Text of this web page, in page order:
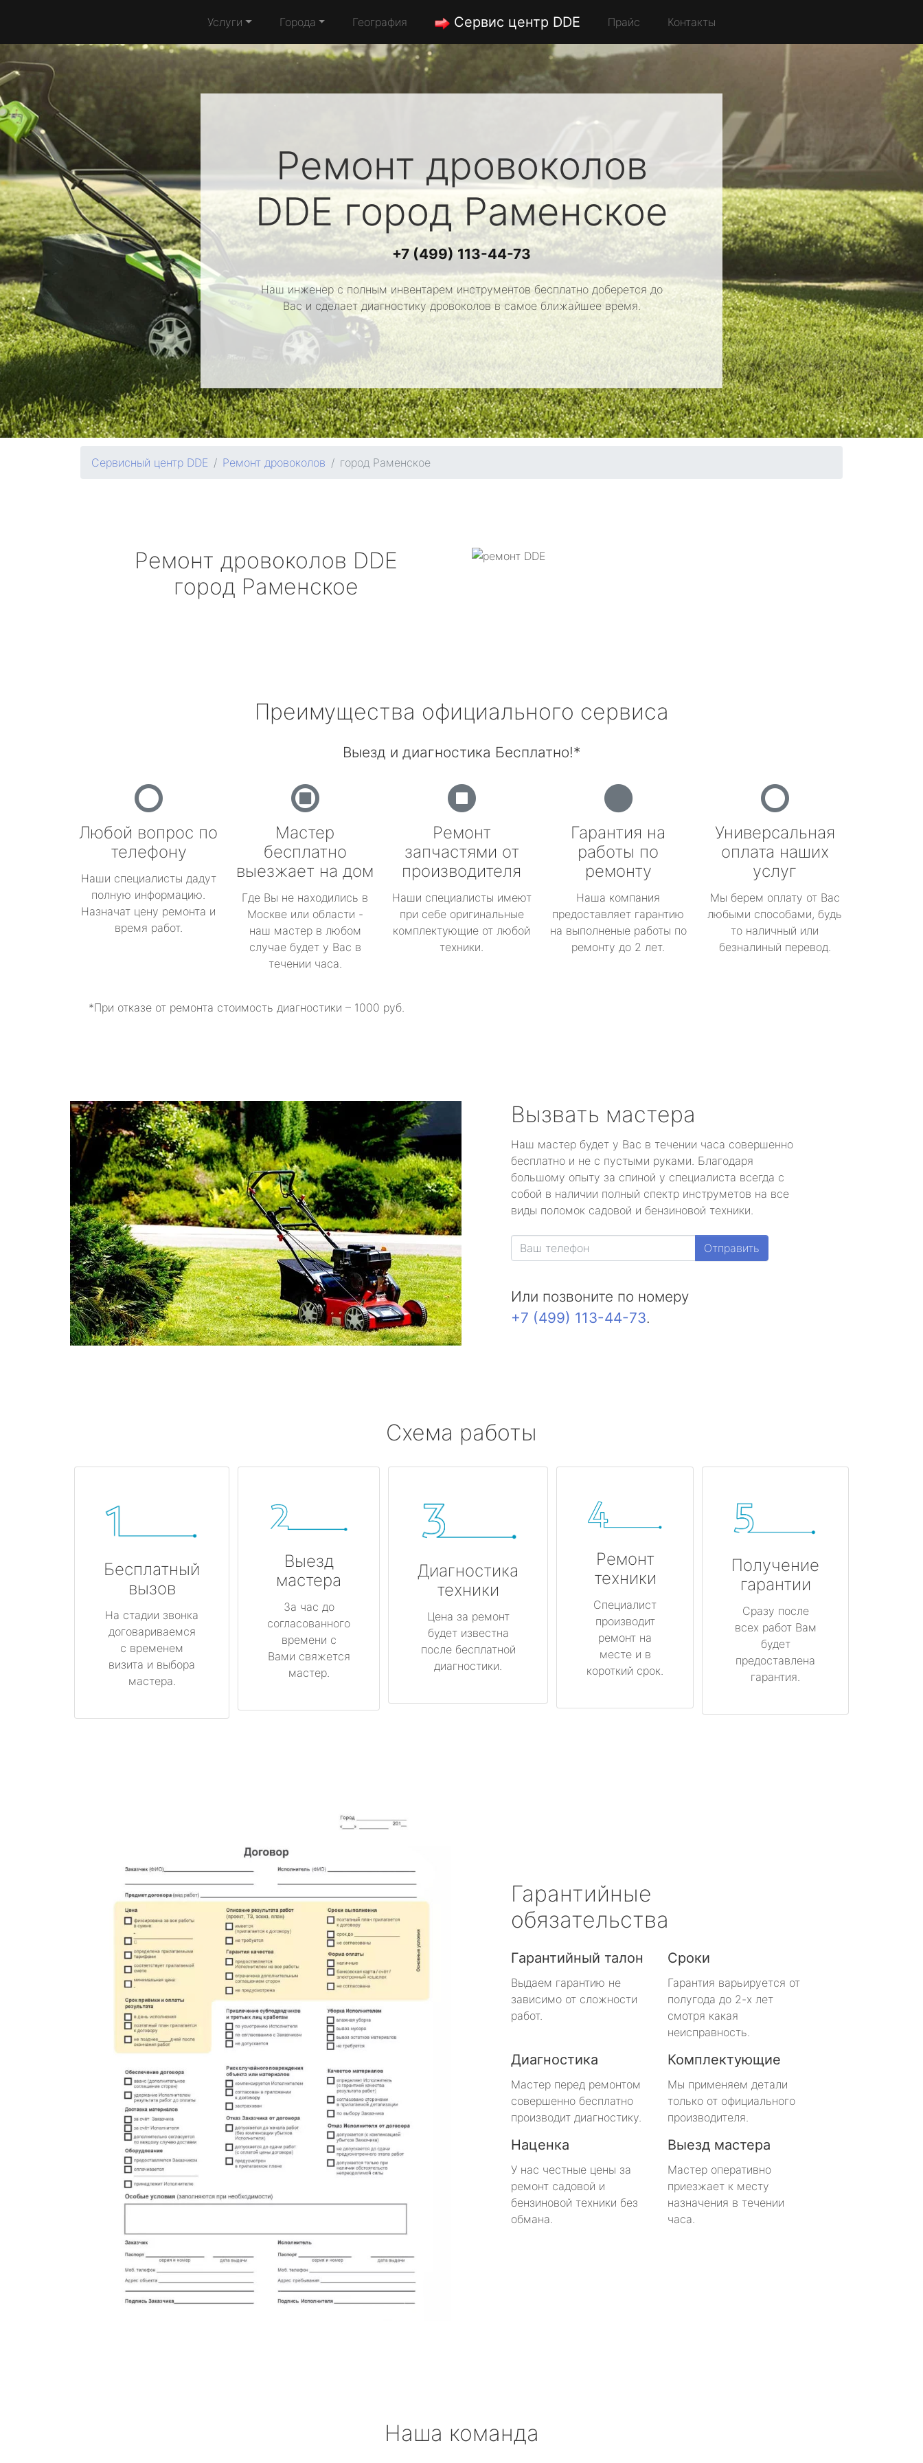
Услуги Города География Сервис центр DDE Прайс Контакты
Ремонт дровоколов
DDEгород Раменское
+7 (499) 113-44-73
Наш инженер с полным инвентарем инструментов бесплатно доберется до
Вас и сделает диагностику дровоколов в самое ближайшее время.
Сервисный центр DDE Ремонт дровоколов город Раменское
Ремонт дровоколов DDE
город Раменское
Преимущества официального сервиса
Выезд и диагностика Бесплатно!*
Любой вопрос по
телефону
Наши специалисты дадут
полную информацию.
Назначат цену ремонта и
время работ.
Мастер
бесплатно
выезжает на дом
Где Вы не находились в
Москве или области -
наш мастер в любом
случае будет у Вас в
течении часа.
Ремонт
запчастями от
производителя
Наши специалисты имеют
при себе оригинальные
комплектующие от любой
техники.
Гарантия на
работы по
ремонту
Наша компания
предоставляет гарантию
на выполненые работы по
ремонту до 2 лет.
Универсальная
оплата наших
услуг
Мы берем оплату от Вас
любыми способами, будь
то наличный или
безналиный перевод.
*При отказе от ремонта стоимость диагностики – 1000 руб.
Вызвать мастера
Наш мастер будет у Вас в течении часа совершенно
бесплатно и не с пустыми руками. Благодаря
большому опыту за спиной у специалиста всегда с
собой в наличии полный спектр инструметов на все
виды поломок садовой и бензиновой техники.
Отправить
Или позвоните по номеру
+7 (499) 113-44-73.
Схема работы
Бесплатный
вызов
На стадии звонка
договариваемся
с временем
визита и выбора
мастера.
Выезд
мастера
За час до
согласованного
времени с
Вами свяжется
мастер.
Диагностика
техники
Цена за ремонт
будет известна
после бесплатной
диагностики.
Ремонт
техники
Специалист
производит
ремонт на
месте и в
короткий срок.
Получение
гарантии
Сразу после
всех работ Вам
будет
предоставлена
гарантия.
Гарантийные
обязательства
Гарантийный талон
Выдаем гарантию не
зависимо от сложности
работ.
Сроки
Гарантия варьируется от
полугода до 2-х лет
смотря какая
неисправность.
Диагностика
Мастер перед ремонтом
совершенно бесплатно
производит диагностику.
Комплектующие
Мы применяем детали
только от официального
производителя.
Наценка
У нас честные цены за
ремонт садовой и
бензиновой техники без
обмана.
Выезд мастера
Мастер оперативно
приезжает к месту
назначения в течении
часа.
Наша команда